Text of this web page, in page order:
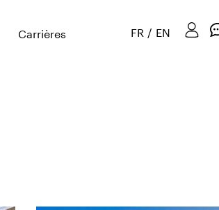
Carrières FR / EN